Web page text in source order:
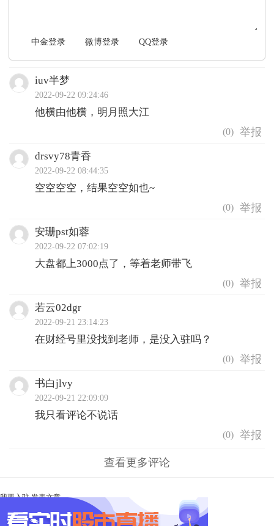
中金登录 微博登录 QQ登录
iuv半梦
2022-09-22 09:24:46
他横由他横，明月照大江
(0)
drsvy78青香
2022-09-22 08:44:35
空空空空，结果空空如也~
(0)
安珊pst如蓉
2022-09-22 07:02:19
大盘都上3000点了，等着老师带飞
(0)
若云02dgr
2022-09-21 23:14:23
在财经号里没找到老师，是没入驻吗？
(0)
书白jlvy
2022-09-21 22:09:09
我只看评论不说话
(0)
查看更多评论
我要入驻 发表文章
Ta未开启直播